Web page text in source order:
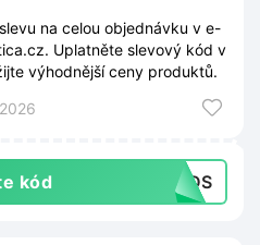
na celou objednávku v e-
Uplatněte slevový kód v
výhodnější ceny produktů.
kód 25DS